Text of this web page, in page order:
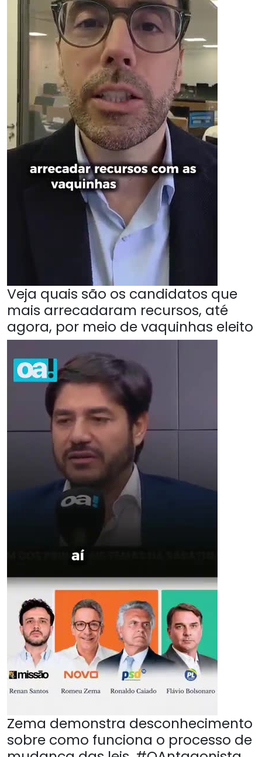
Veja quais são os candidatos que
mais arrecadaram recursos, até
agora, por meio de vaquinhas eleito
Zema demonstra desconhecimento
sobre como funciona o processo de